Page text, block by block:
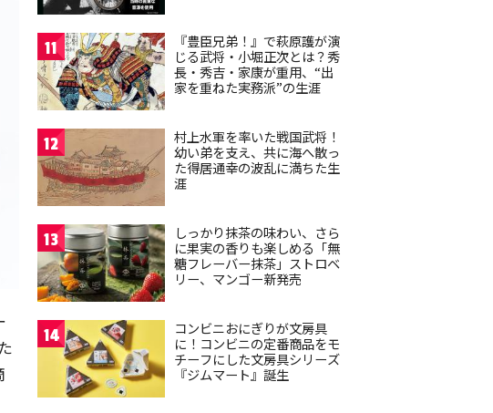
11
『豊臣兄弟！』で萩原護が演
じる武将・小堀正次とは？秀
長・秀吉・家康が重用、“出
家を重ねた実務派”の生涯
12
村上水軍を率いた戦国武将！
幼い弟を支え、共に海へ散っ
た得居通幸の波乱に満ちた生
涯
13
しっかり抹茶の味わい、さら
に果実の香りも楽しめる「無
糖フレーバー抹茶」ストロベ
リー、マンゴー新発売
14
コンビニおにぎりが文房具
に！コンビニの定番商品をモ
チーフにした文房具シリーズ
『ジムマート』誕生